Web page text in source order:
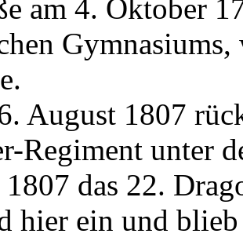
am 4. Oktober
Gymnasiums,
August 1807
Regiment unter
das 22.
hier ein und